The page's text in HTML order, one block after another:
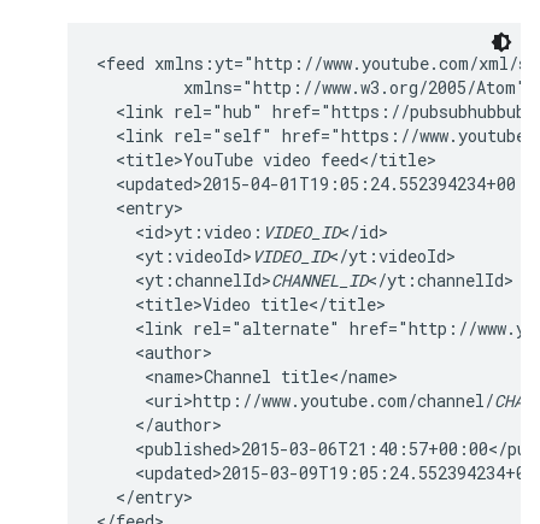
<feed xmlns:yt="http://www.youtube.com/xml/
         xmlns="http://www.w3.org/2005/Atom">
<link rel="hub" href="https://
<link rel="self" href="https://
  <title>YouTube video feed</title>
<updated>2015-04-
  <entry>
    <id>yt:video:
VIDEO_ID</id>
    <yt:videoId>
VIDEO_ID</yt:videoId>
    <yt:channelId>
CHANNEL_ID</yt:channelId>
    <title>Video title</title>
<link rel="alternate" href="http://
    <author>
     <name>Channel title</name>
     <uri>http://www.youtube.com/channel/
    </author>
<published>2015-03-06T21:40:57+00:00</
<updated>2015-03-
  </entry>